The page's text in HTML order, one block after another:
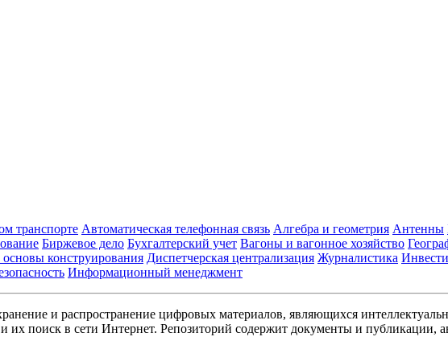
транспорте Автоматическая телефонная связь Алгебра и геометрия Антенны
Биржевое дело Бухгалтерский учет Вагоны и вагонное хозяйство
конструирования Диспетчерская централизация Журналистика
Информационный менеджмент
и распространение цифровых материалов, являющихся
поиск в сети Интернет. Репозиторий содержит документы и публикации,